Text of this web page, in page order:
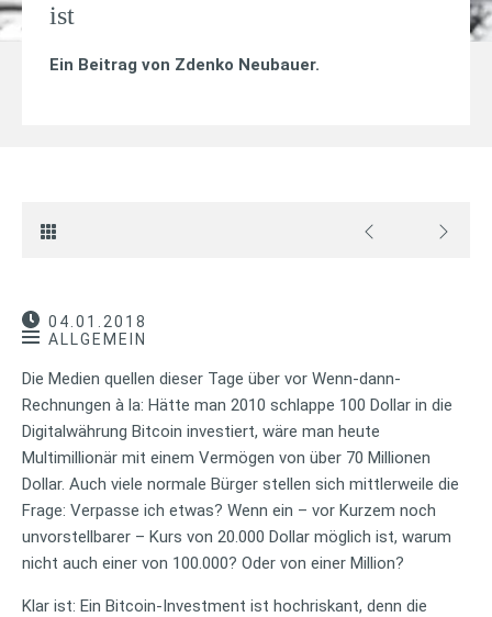
ist
Ein Beitrag von Zdenko Neubauer.
04.01.2018
ALLGEMEIN
Die Medien quellen dieser Tage über vor Wenn-dann-
Rechnungen à la: Hätte man 2010 schlappe 100 Dollar in die
Digitalwährung Bitcoin investiert, wäre man heute
Multimillionär mit einem Vermögen von über 70 Millionen
Dollar. Auch viele normale Bürger stellen sich mittlerweile die
Frage: Verpasse ich etwas? Wenn ein – vor Kurzem noch
unvorstellbarer – Kurs von 20.000 Dollar möglich ist, warum
nicht auch einer von 100.000? Oder von einer Million?
Klar ist: Ein Bitcoin-Investment ist hochriskant, denn die